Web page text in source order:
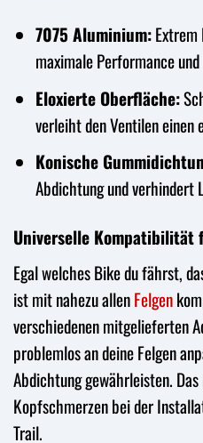
7075 Aluminium:Extrem
maximale Performance
Eloxierte Oberfläche:
verleiht den Ventilen einen
Konische
Abdichtung und verhindert
Universelle Kompatibilität
Egal welches Bike du fährst,
ist mit nahezu allenFelgen
verschiedenen mitgelieferten
problemlos an deine Felgen
Abdichtung gewährleisten.
Kopfschmerzen bei der
Trail.